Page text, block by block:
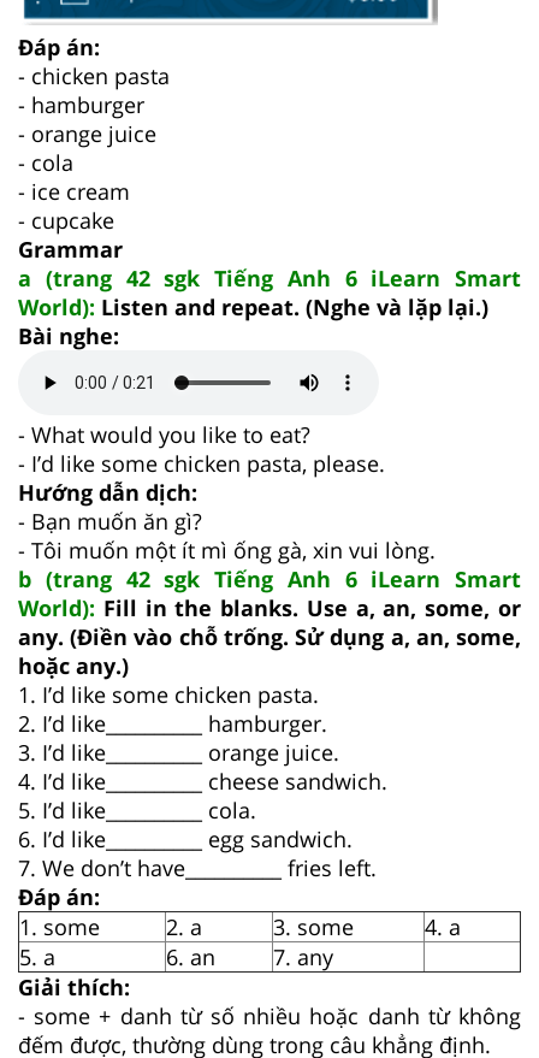
Đáp án:
- chicken pasta
- hamburger
- orange juice
- cola
- ice cream
- cupcake
Grammar
a (trang 42 sgk Tiếng Anh 6 iLearn Smart
World): Listen and repeat. (Nghe và lặp lại.)
Bài nghe:
- What would you like to eat?
- I’d like some chicken pasta, please.
Hướng dẫn dịch:
- Bạn muốn ăn gì?
- Tôi muốn một ít mì ống gà, xin vui lòng.
b (trang 42 sgk Tiếng Anh 6 iLearn Smart
World): Fill in the blanks. Use a, an, some, or
any. (Điền vào chỗ trống. Sử dụng a, an, some,
hoặc any.)
1. I’d like some chicken pasta.
2. I’d like__________ hamburger.
3. I’d like__________ orange juice.
4. I’d like__________ cheese sandwich.
5. I’d like__________ cola.
6. I’d like__________ egg sandwich.
7. We don’t have__________ fries left.
Đáp án:
1. some
2. a 3. some
4. a
5. a
6. an
7. any
Giải thích:
- some + danh từ số nhiều hoặc danh từ không
đếm được, thường dùng trong câu khẳng định.